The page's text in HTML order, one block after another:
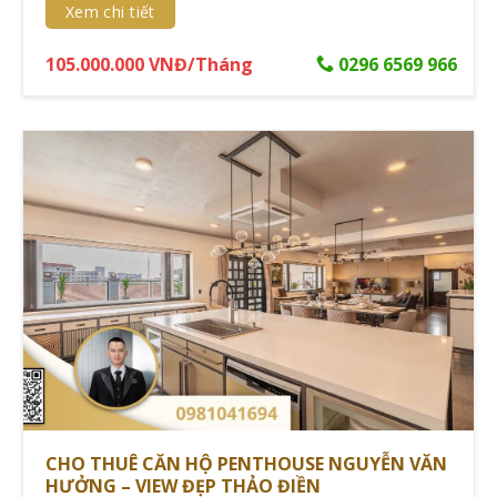
Lễ tân đa ngôn ngữ
Từ đó có thể thấy, việc chọn thuê penthouse không chỉ
đơn thuần là tìm một nơi ở, mà còn là lựa chọn một
phong cách sống đẳng cấp với những dịch vụ tiện ích
xứng tầm.
NHỮNG LƯU Ý QUAN TRỌNG KHI
THUÊ PENTHOUSE
Cho thuê căn hộ penthouse Hồ Chí Minh đòi hỏi sự cẩn
trọng trong việc kiểm tra các yếu tố kỹ thuật, pháp lý và
quy định vận hành để đảm bảo trải nghiệm thuê nhà
105.000.000 VNĐ/Tháng 0296 6569 966
Xem chi tiết
CHO THUÊ CĂN HỘ PENTHOUSE NGUYỄN VĂN
HƯỞNG – VIEW ĐẸP THẢO ĐIỀN